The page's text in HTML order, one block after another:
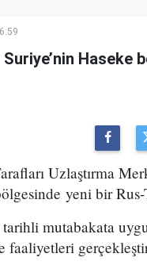
Suriye’nin
Uzlaştırma
yeni bir
mutabakata
faaliyetleri